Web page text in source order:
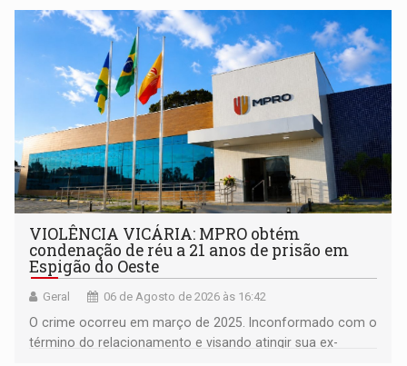
comunidade
VIOLÊNCIA VICÁRIA: MPRO obtém
condenação de réu a 21 anos de prisão em
Espigão do Oeste
Geral 06 de Agosto de 2026 às 16:42
O crime ocorreu em março de 2025. Inconformado com o
término do relacionamento e visando atingir sua ex-